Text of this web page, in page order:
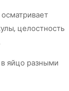
целостность
яйцо разными